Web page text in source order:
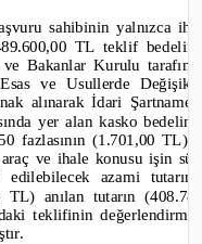
sahibinin yalnızca
TL teklif
ve Bakanlar Kurulu
ve Usullerde
alınarak İdari
yer alan kasko
fazlasının (1.701,00
araç ve ihale konusu işin
azami
TL) anılan tutarın
teklifinin değerlendirme